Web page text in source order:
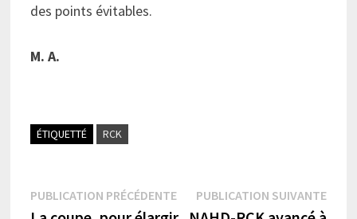
des points évitables.
M. A.
ÉTIQUETTÉ RCK
Navigation
PUBLICATION PRÉCÉDENTEPublication
précédente :
PUBLICATION SUIVANTE